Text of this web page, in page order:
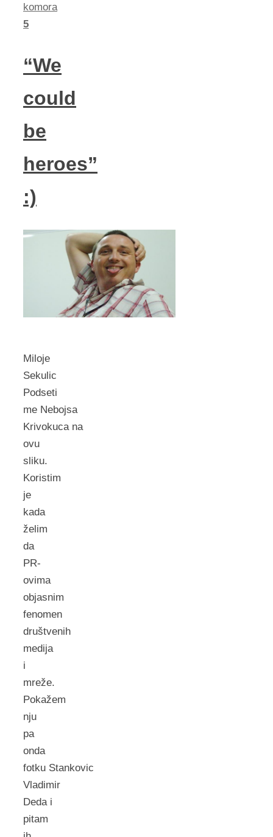
komora
5
“We
could
be
heroes”
:)
Miloje
Sekulic
Podseti
me Nebojsa
Krivokuca na
ovu
sliku.
Koristim
je
kada
želim
da
PR-
ovima
objasnim
fenomen
društvenih
medija
i
mreže.
Pokažem
nju
pa
onda
fotku Stankovic
Vladimir
Deda i
pitam